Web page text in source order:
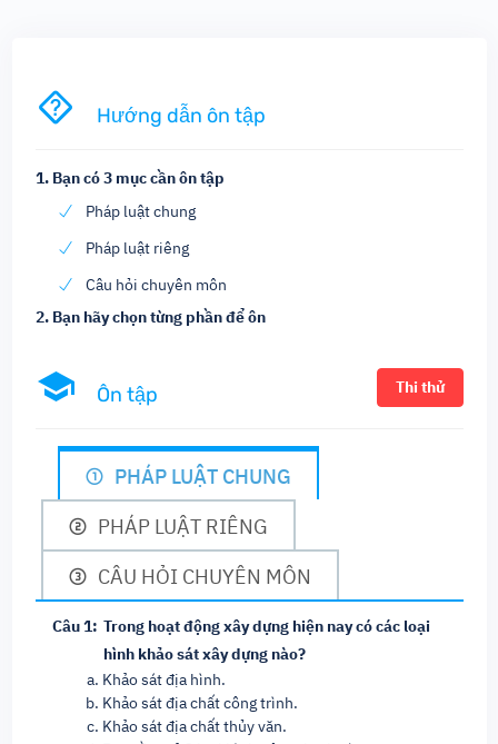
Hướng dẫn ôn tập
1. Bạn có3mục cần ôn tập
Pháp luật chung
Pháp luật riêng
Câu hỏi chuyên môn
2. Bạn hãy chọn từng phần để ôn
Ôn tập Thi thử
PHÁP LUẬT CHUNG
PHÁP LUẬT RIÊNG
CÂU HỎI CHUYÊN MÔN
Câu 1: Trong hoạt động xây dựng hiện nay có các loại
hình khảo sát xây dựng nào?
Khảo sát địa hình.
Khảo sát địa chất công trình.
Khảo sát địa chất thủy văn.